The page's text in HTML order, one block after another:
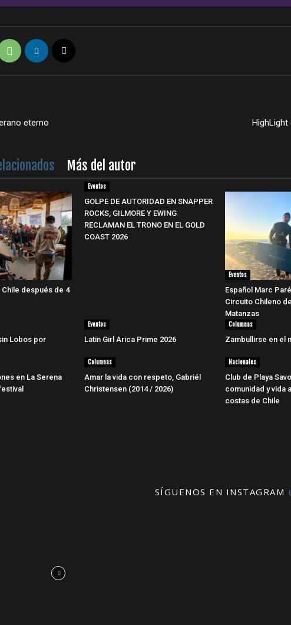
eterno HighLight
Más del autor
Chile después de 4
Eventos
GOLPE DE AUTORIDAD EN SNAPPER
ROCKS, GILMORE Y EWING
RECLAMAN EL TRONO EN EL GOLD
COAST 2026
Eventos
Español Marc
Circuito Chileno
Matanzas
Lobos por
Eventos
Latin Girl Arica Prime 2026
Columnas
Zambullirse en el
en La Serena
Columnas
Amar la vida con respeto, Gabriél
Christensen (2014 / 2026)
Nacionales
Club de Playa
comunidad y vida
costas de Chile
SÍGUENOS EN INSTAGRAM